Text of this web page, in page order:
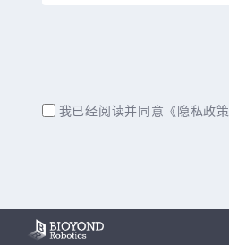
我已经阅读并同意《隐私政策